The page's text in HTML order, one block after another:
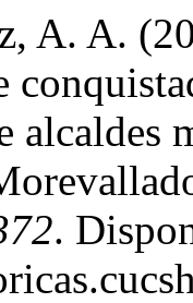
A. A.
alcaldes
.